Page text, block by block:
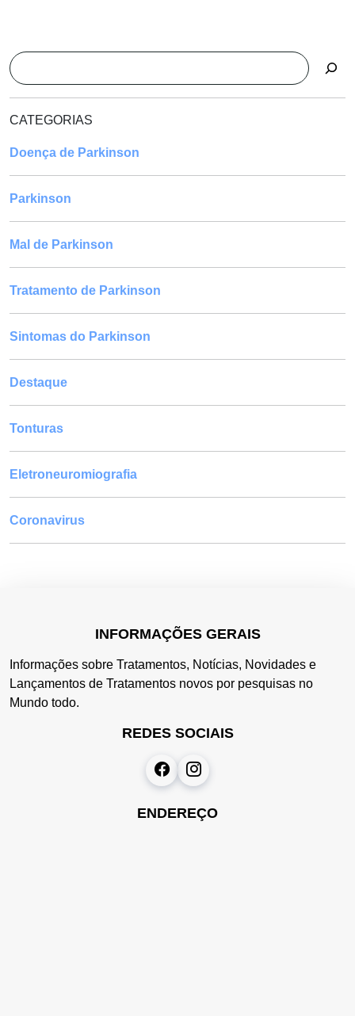
Pesquisar
CATEGORIAS
Doença de Parkinson
Parkinson
Mal de Parkinson
Tratamento de Parkinson
Sintomas do Parkinson
Destaque
Tonturas
Eletroneuromiografia
Coronavirus
INFORMAÇÕES GERAIS
Informações sobre Tratamentos, Notícias, Novidades e
Lançamentos de Tratamentos novos por pesquisas no
Mundo todo.
REDES SOCIAIS
ENDEREÇO